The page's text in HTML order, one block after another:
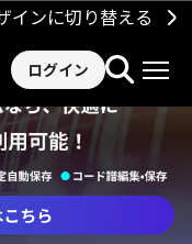
インに切り替える
ログイン